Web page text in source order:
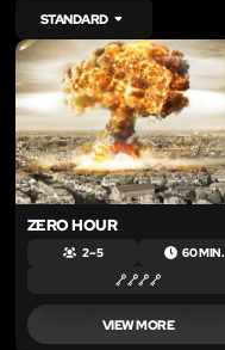
STANDARD
ZERO HOUR
2 – 5 60 MIN.
VIEW MORE